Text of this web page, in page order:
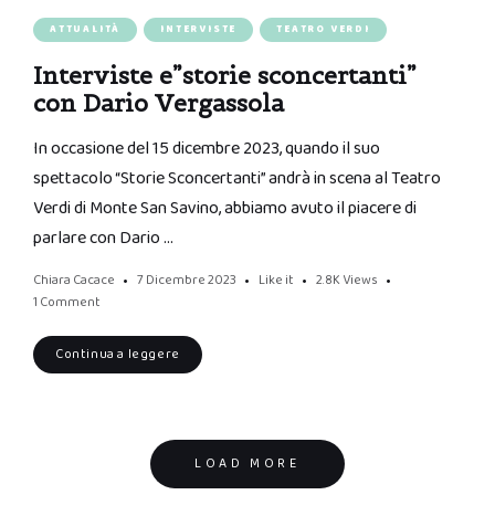
ATTUALITÀ INTERVISTE TEATRO VERDI
Interviste e”storie sconcertanti”
con Dario Vergassola
In occasione del 15 dicembre 2023, quando il suo
spettacolo “Storie Sconcertanti” andrà in scena al Teatro
Verdi di Monte San Savino, abbiamo avuto il piacere di
parlare con Dario …
Chiara Cacace 7 Dicembre 2023 Like it 2.8K Views
1 Comment
Continua a leggere
navigation
LOAD MORE